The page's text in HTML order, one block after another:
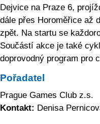
Dejvice na Praze 6,
dále přes Horoměřice až
zpět. Na startu se
Součástí akce je také
doprovodný program pro
Pořadatel
Prague Games Club z.s.
Kontakt: Denisa